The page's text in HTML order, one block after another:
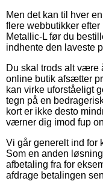
Men det kan til hver
flere webbutikker
Metallic-L før du
indhente den laveste
Du skal trods alt være
online butik afsætter
kan virke uforståeligt
tegn på en
kort er ikke desto
værner dig imod fup
Vi går generelt ind for
Som en anden
afbetaling fra for
afdrage betalingen